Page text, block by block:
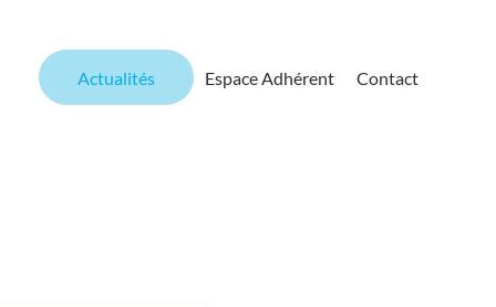
Actualités Espace Adhérent Contact